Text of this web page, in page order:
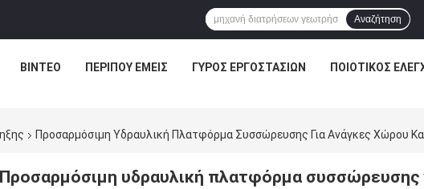
Αναζήτηση
ΒΊΝΤΕΟ ΠΕΡΊΠΟΥ ΕΜΕΊΣ ΓΎΡΟΣ ΕΡΓΟΣΤΑΣΊΩΝ ΠΟΙΟΤΙΚΌΣ
Προσαρμόσιμη Υδραυλική Πλατφόρμα Συσσώρευσης Για Ανάγκες Χώρου
Προσαρμόσιμη υδραυλική πλατφόρμα συσσώρευσης